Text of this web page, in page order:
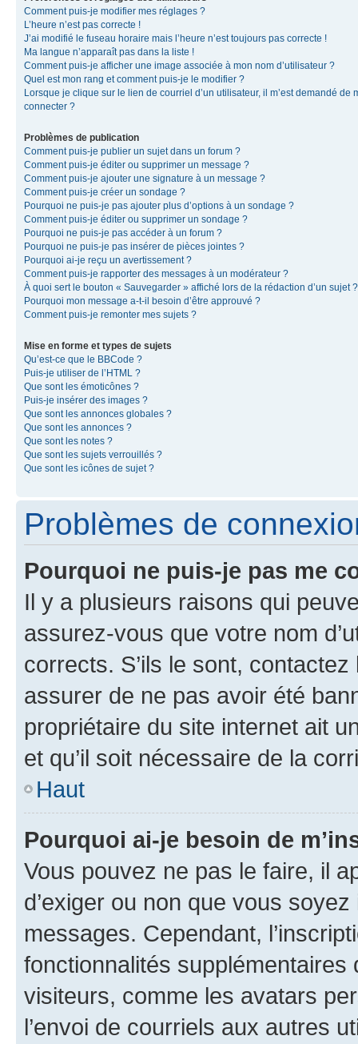
Comment puis-je modifier mes réglages ?
L’heure n’est pas correcte !
J’ai modifié le fuseau horaire mais l’heure n’est toujours pas correcte !
Ma langue n’apparaît pas dans la liste !
Comment puis-je afficher une image associée à mon nom d’utilisateur ?
Quel est mon rang et comment puis-je le modifier ?
Lorsque je clique sur le lien de courriel d’un utilisateur, il m’est demandé de
connecter ?
Problèmes de publication
Comment puis-je publier un sujet dans un forum ?
Comment puis-je éditer ou supprimer un message ?
Comment puis-je ajouter une signature à un message ?
Comment puis-je créer un sondage ?
Pourquoi ne puis-je pas ajouter plus d’options à un sondage ?
Comment puis-je éditer ou supprimer un sondage ?
Pourquoi ne puis-je pas accéder à un forum ?
Pourquoi ne puis-je pas insérer de pièces jointes ?
Pourquoi ai-je reçu un avertissement ?
Comment puis-je rapporter des messages à un modérateur ?
À quoi sert le bouton « Sauvegarder » affiché lors de la rédaction d’un sujet ?
Pourquoi mon message a-t-il besoin d’être approuvé ?
Comment puis-je remonter mes sujets ?
Mise en forme et types de sujets
Qu’est-ce que le BBCode ?
Puis-je utiliser de l’HTML ?
Que sont les émoticônes ?
Puis-je insérer des images ?
Que sont les annonces globales ?
Que sont les annonces ?
Que sont les notes ?
Que sont les sujets verrouillés ?
Que sont les icônes de sujet ?
Problèmes de
Pourquoi ne puis-je pas me
Il y a plusieurs raisons qui
assurez-vous que votre nom
corrects. S’ils le sont,
assurer de ne pas avoir été
propriétaire du site internet ait
et qu’il soit nécessaire de la
Haut
Pourquoi ai-je besoin de
Vous pouvez ne pas le faire, il
d’exiger ou non que vous
messages. Cependant,
fonctionnalités
visiteurs, comme les avatars
l’envoi de courriels aux autres